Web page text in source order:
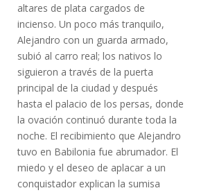
altares de plata cargados de
incienso. Un poco más tranquilo,
Alejandro con un guarda armado,
subió al carro real; los nativos lo
siguieron a través de la puerta
principal de la ciudad y después
hasta el palacio de los persas, donde
la ovación continuó durante toda la
noche. El recibimiento que Alejandro
tuvo en Babilonia fue abrumador. El
miedo y el deseo de aplacar a un
conquistador explican la sumisa